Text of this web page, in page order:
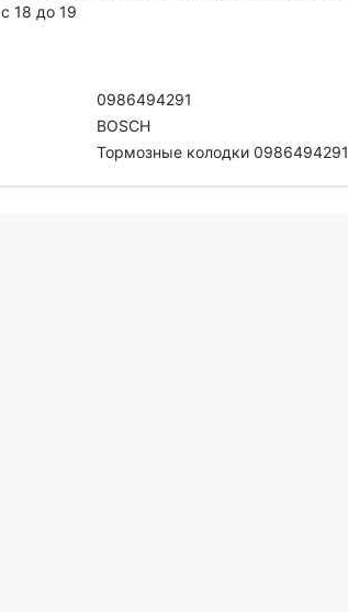
18 до 19
0986494291
BOSCH
Тормозные колодки 0986494291